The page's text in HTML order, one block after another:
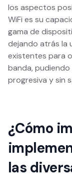
los aspectos
WiFi es su
gama de
dejando atrás la
existentes para
banda,
progresiva y sin
¿Cómo
las